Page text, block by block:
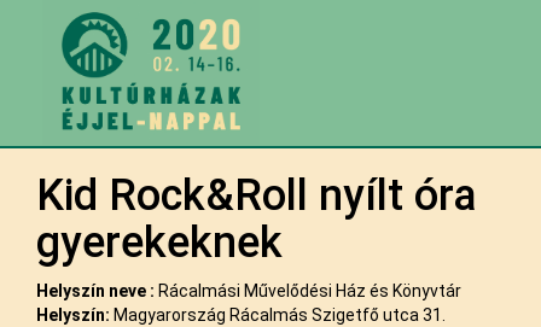
Kid Rock&Roll nyílt óra
gyerekeknek
Helyszín neve : Rácalmási Művelődési Ház és Könyvtár
Helyszín: Magyarország Rácalmás Szigetfő utca 31.